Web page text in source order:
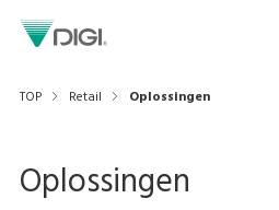
TOP Retail Oplossingen
Oplossingen